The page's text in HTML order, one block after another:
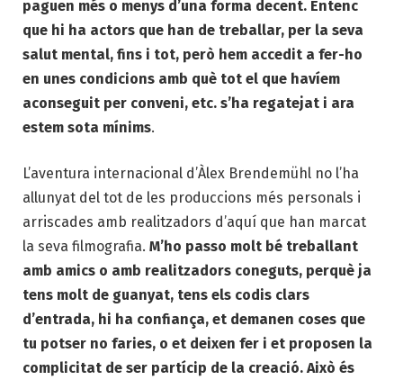
paguen més o menys d’una forma decent. Entenc
que hi ha actors que han de treballar, per la seva
salut mental, fins i tot, però hem accedit a fer-ho
en unes condicions amb què tot el que havíem
aconseguit per conveni, etc. s’ha regatejat i ara
estem sota mínims.
L’aventura internacional d’Àlex Brendemühl no l’ha
allunyat del tot de les produccions més personals i
arriscades amb realitzadors d’aquí que han marcat
la seva filmografia. M’ho passo molt bé treballant
amb amics o amb realitzadors coneguts, perquè ja
tens molt de guanyat, tens els codis clars
d’entrada, hi ha confiança, et demanen coses que
tu potser no faries, o et deixen fer i et proposen la
complicitat de ser partícip de la creació. Això és